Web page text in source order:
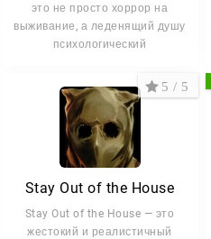
это не просто хоррор на
выживание, а леденящий душу
психологический
Stay Out of the House
Stay Out of the House — это
жестокий и реалистичный
5 / 5